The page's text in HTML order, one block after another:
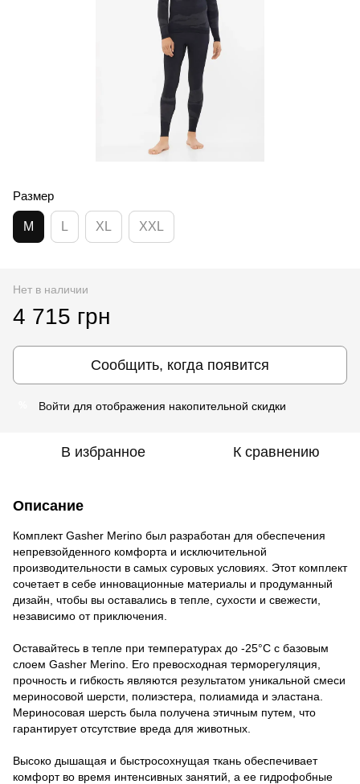
Размер
M L XL XXL
Нет в наличии
4 715 грн
Сообщить, когда появится
Войти для отображения накопительной скидки
В избранное К сравнению
Описание
Комплект Gasher Merino был разработан для обеспечения
непревзойденного комфорта и исключительной
производительности в самых суровых условиях. Этот комплект
сочетает в себе инновационные материалы и продуманный
дизайн, чтобы вы оставались в тепле, сухости и свежести,
независимо от приключения.
Оставайтесь в тепле при температурах до -25°C с базовым
слоем Gasher Merino. Его превосходная терморегуляция,
прочность и гибкость являются результатом уникальной смеси
мериносовой шерсти, полиэстера, полиамида и эластана.
Мериносовая шерсть была получена этичным путем, что
гарантирует отсутствие вреда для животных.
Высоко дышащая и быстросохнущая ткань обеспечивает
комфорт во время интенсивных занятий, а ее гидрофобные